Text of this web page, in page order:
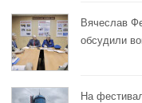
Вячеслав
обсудили
На